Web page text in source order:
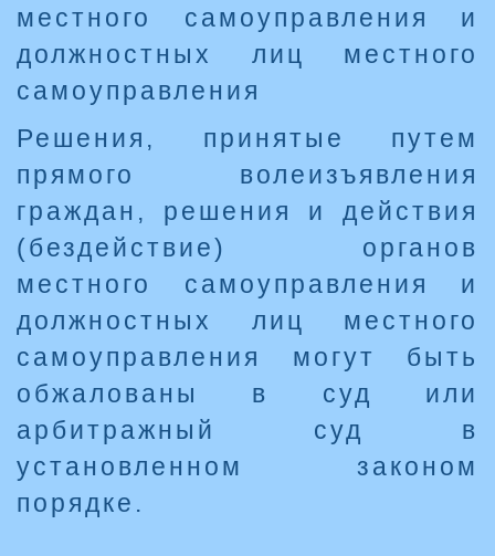
местного самоуправления и
должностных лиц местного
самоуправления
Решения, принятые путем
прямого волеизъявления
граждан, решения и действия
(бездействие) органов
местного самоуправления и
должностных лиц местного
самоуправления могут быть
обжалованы в суд или
арбитражный суд в
установленном законом
порядке.